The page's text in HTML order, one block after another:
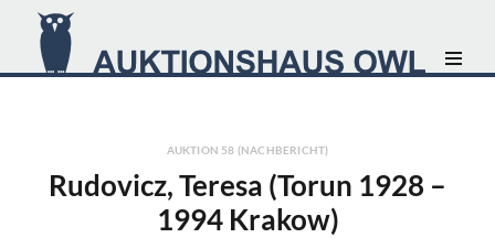
AUKTION 58 (NACHBERICHT)
Rudovicz, Teresa (Torun 1928 –
1994 Krakow)